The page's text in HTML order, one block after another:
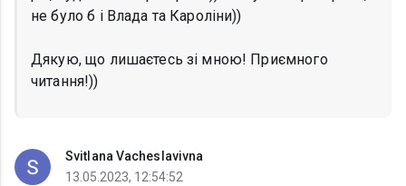
не було б і Влада та Кароліни))
Дякую, що лишаєтесь зі мною! Приємного
читання!))
Svitlana Vacheslavivna
13.05.2023, 12:54:52